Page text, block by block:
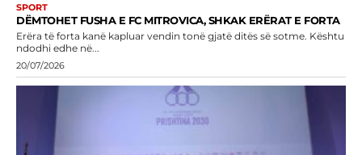
SPORT
DËMTOHET FUSHA E FC MITROVICA, SHKAK ERËRAT E FORTA
Erëra të forta kanë kapluar vendin tonë gjatë ditës së sotme. Kështu
ndodhi edhe në...
20/07/2026